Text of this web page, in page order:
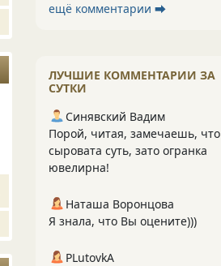
ещё комментарии ⮕
ЛУЧШИЕ КОММЕНТАРИИ ЗА
СУТКИ
Синявский Вадим
Порой, читая, замечаешь, что
сыровата суть, зато огранка
ювелирна!
Наташа Воронцова
Я знала, что Вы оцените)))
PLutоvkА